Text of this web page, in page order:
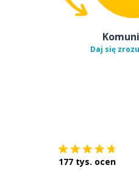
Daj się
177 tys. ocen